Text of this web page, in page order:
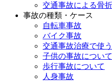
交通事故による骨折
事故の種類・ケース
自転車事故
バイク事故
交通事故治療で使
子供の事故について
歩行事故について
人身事故